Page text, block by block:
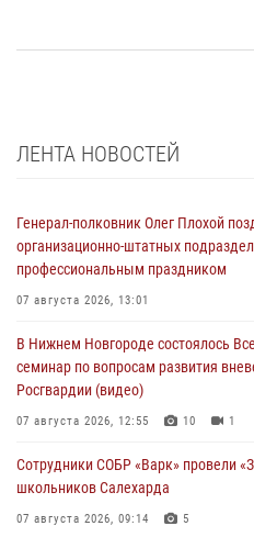
ЛЕНТА НОВОСТЕЙ
Генерал-полковник Олег Плохой
организационно-штатных
профессиональным праздником
07 августа 2026, 13:01
В Нижнем Новгороде состоялось
семинар по вопросам развития
Росгвардии (видео)
07 августа 2026, 12:55 10 1
Сотрудники СОБР «Варк» провели
школьников Салехарда
07 августа 2026, 09:14 5